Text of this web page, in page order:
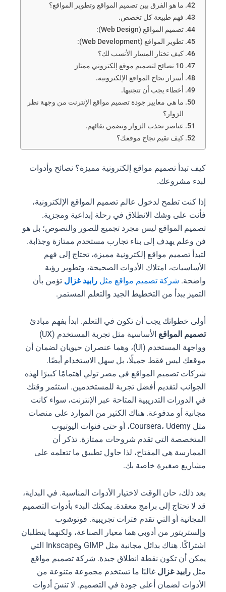
ما هو الفرق بين تصميم المواقع وتطوير المواقع؟
فهم طبيعة كل تخصص.
تصميم المواقع (Web Design):
تطوير المواقع (Web Development):
كيف تختار المسار الأنسب لك؟
10 نصائح لتصميم موقع إلكتروني ممتاز
أسرار نجاح المواقع الإلكترونية.
أخطاء يجب أن تتجنبها.
ما هي معايير جودة تصميم مواقع الإنترنت من وجهة نظر
الزوار؟
عناصر تجذب الزوار وتضمن بقائهم.
كيف تقيم نجاح موقعك؟
كيف تبدأ تصميم مواقع إلكترونية مميزة؟ نصائح وأدوات
لبدء مشروعك.
إذا كنت تطمح لدخول عالم تصميم المواقع الإلكترونية،
فأنت على وشك الانطلاق في رحلة إبداعية ومجزية.
تصميم المواقع ليس مجرد تجميع للصور والنصوص؛ بل هو
فن وعلم يهدف إلى بناء تجارب مستخدم ممتازة وجذابة.
لتبدأ تصميم مواقع إلكترونية مميزة، تحتاج إلى فهم
الأساسيات، امتلاك الأدوات الصحيحة، وتطوير رؤية
واضحة.شركة تصميم مواقع مثل رابيد غزالتؤمن بأن
التميز يبدأ من التخطيط الجيد والتعلم المستمر.
أولى خطواتك يجب أن تكون في التعلم. ابدأ بفهم مبادئ
تصميم المواقع
الأساسية مثل تجربة المستخدم (UX)
وواجهة المستخدم (UI)، وهما عنصران حيويان لضمان أن
موقعك ليس فقط جميلًا، بل سهل الاستخدام أيضًا.
شركات تصميم المواقع في مصر تولي اهتمامًا كبيرًا لهذه
الجوانب لتقديم أفضل تجربة للمستخدمين. استثمر وقتك
في الدورات التدريبية المتاحة عبر الإنترنت، سواء كانت
مجانية أو مدفوعة. هناك الكثير من الموارد على منصات
مثل Coursera، Udemy، أو حتى قنوات اليوتيوب
المتخصصة التي تقدم شروحات ممتازة. تذكر أن
الممارسة هي المفتاح، لذا حاول تطبيق ما تتعلمه على
مشاريع صغيرة خاصة بك.
بعد ذلك، حان الوقت لاختيار الأدوات المناسبة. في البداية،
قد لا تحتاج إلى برامج معقدة. يمكنك البدء بأدوات التصميم
المجانية أو التي تقدم فترات تجريبية. فوتوشوب
وإلستريتور من أدوبي هما معيار الصناعة، ولكنهما يتطلبان
اشتراكًا. هناك بدائل مجانية مثل GIMP وInkscape التي
يمكن أن تكون نقطة انطلاق جيدة. شركة تصميم مواقع
مثل رابيد غزالغالبًا ما تستخدم مجموعة متنوعة من
الأدوات لضمان أعلى جودة في التصميم. لا تنسَ أدوات